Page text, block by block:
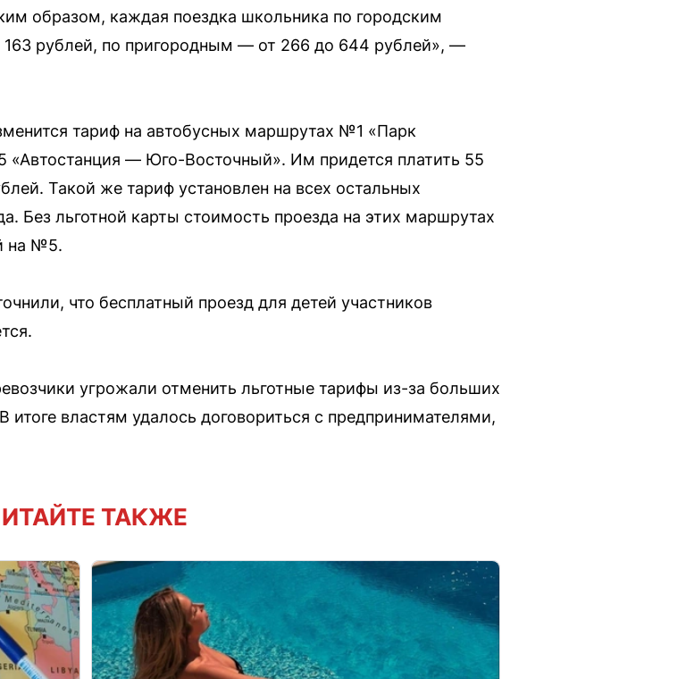
образом, каждая поездка школьника по городским
рублей, по пригородным — от 266 до 644 рублей», —
тариф на автобусных маршрутах №1 «Парк
— Юго-Восточный». Им придется платить 55
Такой же тариф установлен на всех остальных
Без льготной карты стоимость проезда на этих маршрутах
на №5.
что бесплатный проезд для детей участников
угрожали отменить льготные тарифы из-за больших
властям удалось договориться с предпринимателями,
ТАКЖЕ